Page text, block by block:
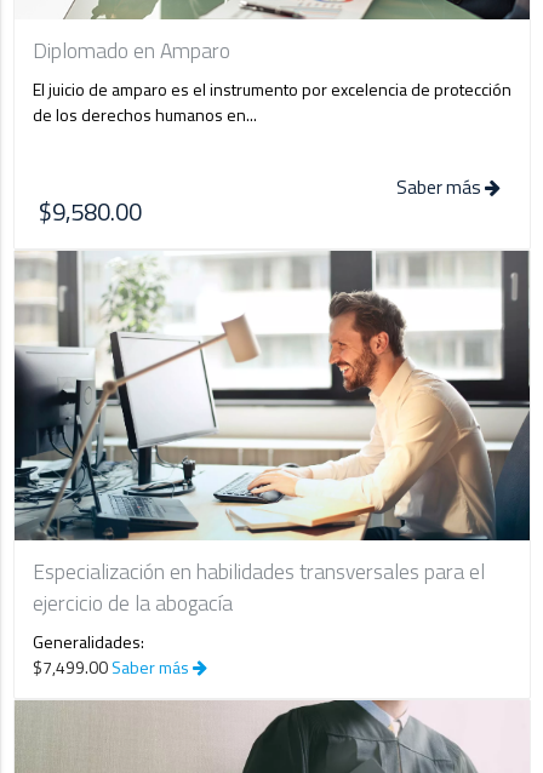
Diplomado en Amparo
El juicio de amparo es el instrumento por excelencia de protección
de los derechos humanos en...
$9,580.00
Saber más
Especialización en habilidades transversales para el
ejercicio de la abogacía
Generalidades:
$7,499.00Saber más